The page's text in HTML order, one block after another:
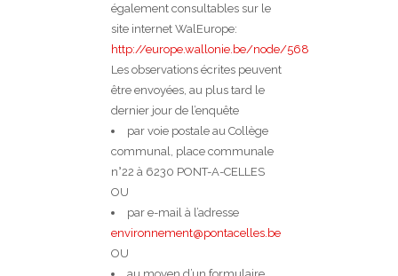
également consultables sur le
site internet WalEurope:
http://europe.wallonie.be/node/568
Les observations écrites peuvent
être envoyées, au plus tard le
dernier jour de l’enquête
par voie postale au Collège
communal, place communale
n°22 à 6230 PONT-A-CELLES
OU
par e-mail à l’adresse
environnement@pontacelles.be
OU